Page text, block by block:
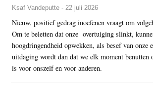
Ksaf Vandeputte - 22 juli 2026
Nieuw, positief gedrag inoefenen vraagt om
Om te beletten dat onze overtuiging slinkt,
hoogdringendheid opwekken, als besef van onze
uitdaging wordt dan dat we elk moment benutten
is voor onszelf en voor anderen.